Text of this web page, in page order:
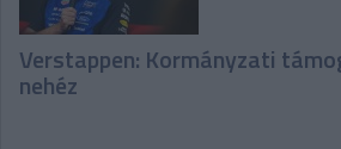
Verstappen: Kormányzati
nehéz